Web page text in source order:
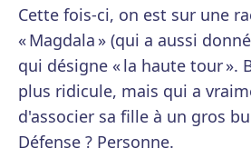
Cette fois-ci, on est sur une
« Magdala » (qui a aussi
qui désigne « la haute tour ».
plus ridicule, mais qui a
d'associer sa fille à un gros
Défense ? Personne.